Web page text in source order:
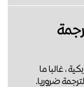
، غالبا ما
ضروريا.